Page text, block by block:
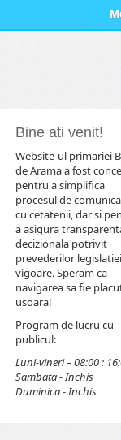
Bine ati venit!
Website-ul primariei
de Arama a fost
pentru a simplifica
procesul de
cu cetatenii, dar si
a asigura
decizionala potrivit
prevederilor
vigoare. Speram ca
navigarea sa fie
usoara!
Program de lucru cu
publicul:
Luni-vineri – 08:00 :
Sambata - Inchis
Duminica - Inchis